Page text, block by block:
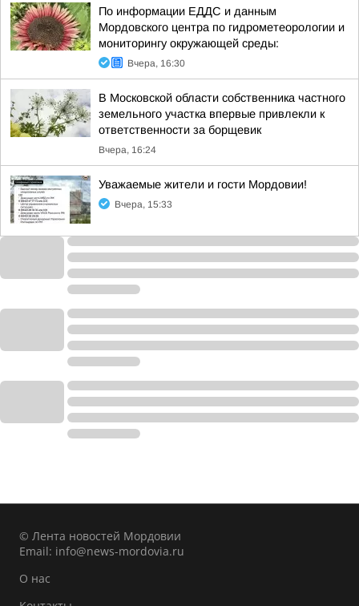
По информации ЕДДС и данным
Мордовского центра по гидрометеорологии и
мониторингу окружающей среды:
Вчера, 16:30
В Московской области собственника частного
земельного участка впервые привлекли к
ответственности за борщевик
Вчера, 16:24
Уважаемые жители и гости Мордовии!
Вчера, 15:33
© Лента новостей Мордовии
Email: info@news-mordovia.ru
О нас